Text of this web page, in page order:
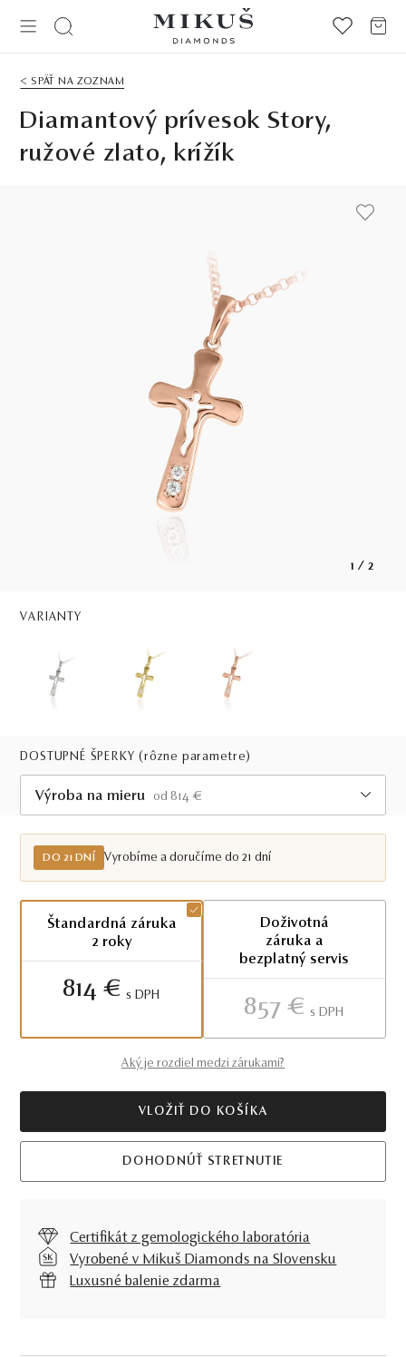
< SPÄŤ NA ZOZNAM
Diamantový prívesok Story,
ružové zlato, krížík
1 / 2
VARIANTY
DOSTUPNÉ ŠPERKY(rôzne parametre)
Výroba na mieru
od 814 €
Do 21 dní
DO 21 DNÍ Vyrobíme a doručíme do 21 dní
Štandardná záruka
2 roky
814 € S DPH
Doživotná
záruka a
bezplatný servis
857 € S DPH
Aký je rozdiel medzi zárukami?
VLOŽIŤ DO KOŠÍKA
DOHODNÚŤ STRETNUTIE
Certifikát z gemologického laboratória
Vyrobené v Mikuš Diamonds na Slovensku
Luxusné balenie zdarma